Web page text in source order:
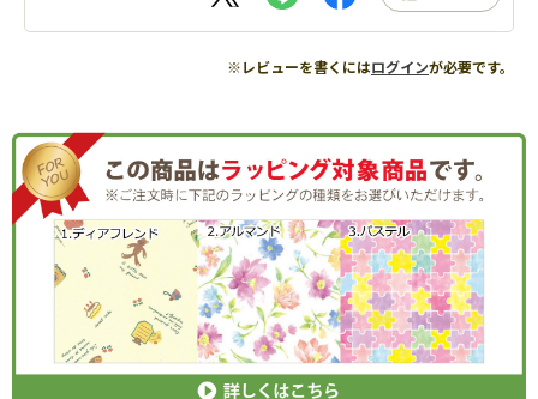
※レビューを書くにはログインが必要です。